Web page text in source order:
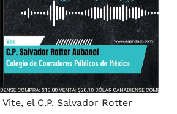
entrevista exclusiva con el
el C.P. Salvador Rotter